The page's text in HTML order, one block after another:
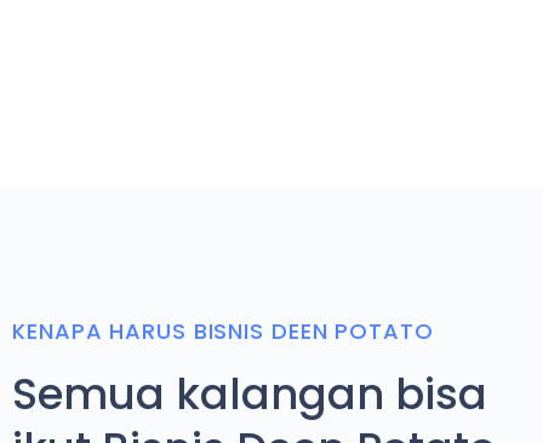
KENAPA HARUS BISNIS DEEN POTATO
Semua kalangan bisa